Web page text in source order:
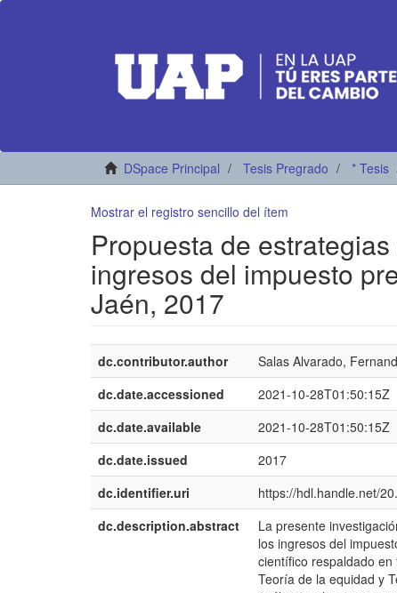
DSpace Principal Tesis Pregrado * Tesis
Mostrar el registro sencillo del ítem
Propuesta de
ingresos del impuesto
Jaén, 2017
dc.contributor.author
Salas Alvarado,
dc.date.accessioned
2021-10-28T01:50:15Z
dc.date.available
2021-10-28T01:50:15Z
dc.date.issued
2017
dc.identifier.uri
https://hdl.handle.net/
dc.description.abstract
La presente
los ingresos del
científico respaldado
Teoría de la equidad y